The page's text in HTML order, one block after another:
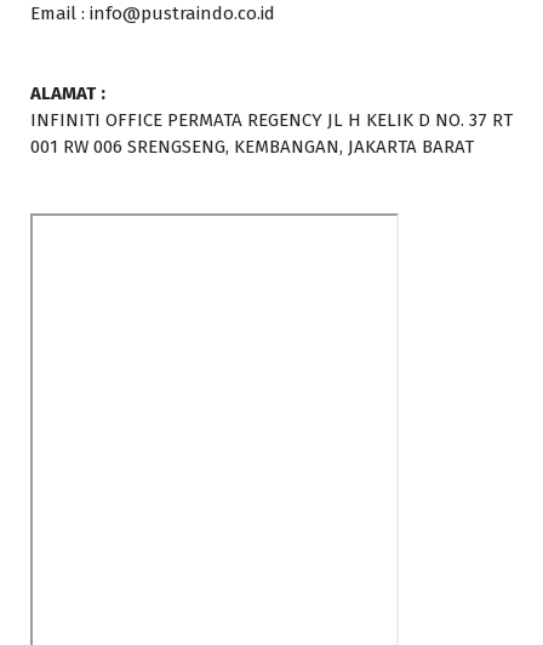
Email : info@pustraindo.co.id
ALAMAT :
INFINITI OFFICE PERMATA REGENCY JL H KELIK D NO. 37 RT
001 RW 006 SRENGSENG, KEMBANGAN, JAKARTA BARAT